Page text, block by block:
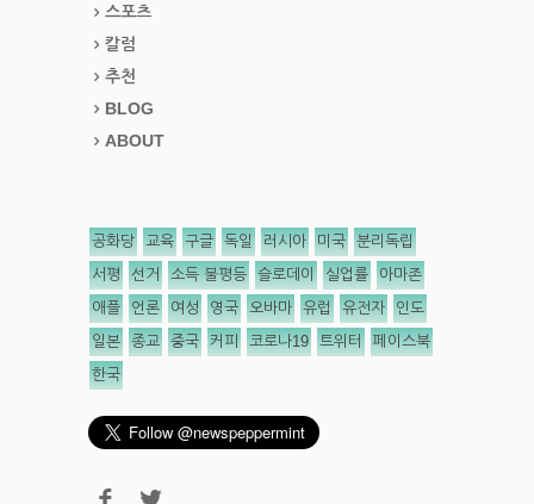
스포츠
칼럼
추천
BLOG
ABOUT
공화당 교육 구글 독일 러시아 미국 분리독립
서평 선거 소득 불평등 슬로데이 실업률 아마존
애플 언론 여성 영국 오바마 유럽 유전자 인도
일본 종교 중국 커피 코로나19 트위터 페이스북
한국